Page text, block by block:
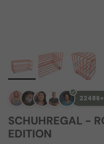
SCHUHREGAL -
EDITION